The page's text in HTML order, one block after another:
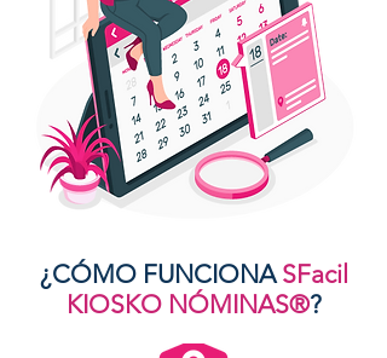
¿CÓMO FUNCIONA SFacil
KIOSKO NÓMINAS®?